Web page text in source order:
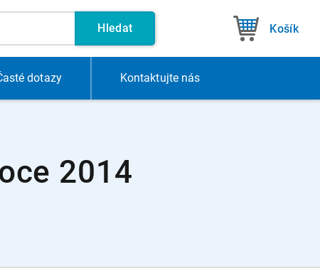
Hledat Košík
dotazy Kontaktujte nás
2014